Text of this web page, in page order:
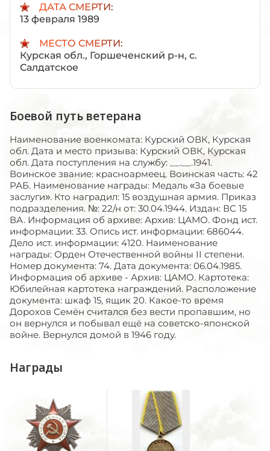
ДАТА СМЕРТИ:
13 февраля 1989
МЕСТО СМЕРТИ:
Курская обл., Горшеченский р-н, с.
Салдатское
Боевой путь ветерана
Наименование военкомата: Курский ОВК, Курская
обл. Дата и место призыва: Курский ОВК, Курская
обл. Дата поступления на службу: __.__.1941.
Воинское звание: красноармеец. Воинская часть: 42
РАБ. Наименование награды: Медаль «За боевые
заслуги». Кто наградил: 15 воздушная армия. Приказ
подразделения. №: 22/н от: 30.04.1944. Издан: ВС 15
ВА. Информация об архиве: Архив: ЦАМО. Фонд ист.
информации: 33. Опись ист. информации: 686044.
Дело ист. информации: 4120. Наименование
награды: Орден Отечественной войны II степени.
Номер документа: 74. Дата документа: 06.04.1985.
Информация об архиве - Архив: ЦАМО. Картотека:
Юбилейная картотека награждений. Расположение
документа: шкаф 15, ящик 20. Какое-то время
Дорохов Семён считался без вести пропавшим, но
он вернулся и побывал ещё на советско-японской
войне. Вернулся домой в 1946 году.
Награды